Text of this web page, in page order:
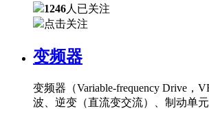
1246人已关注
点击关注
变频器
变频器（Variable-frequency Drive
波、逆变（直流变交流）、制动单